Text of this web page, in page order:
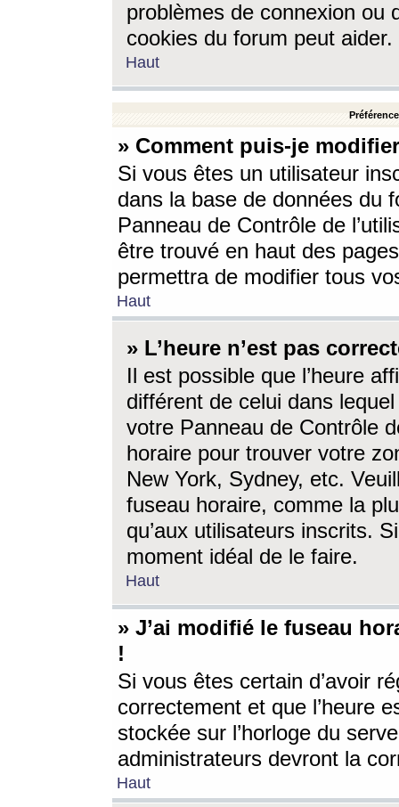
problèmes de connexion ou
cookies du forum peut aider.
Haut
» Comment puis-je
Si vous êtes un utilisateur
dans la base de données du
Panneau de Contrôle de
être trouvé en haut des
permettra de modifier tous
Haut
» L’heure n’est pas
Il est possible que l’heure
différent de celui dans
votre Panneau de Contrôle
horaire pour trouver votre
New York, Sydney, etc.
fuseau horaire, comme la
qu’aux utilisateurs inscrits.
moment idéal de le faire.
Haut
» J’ai modifié le fuseau
!
Si vous êtes certain d’avoir
correctement et que l’heure
stockée sur l’horloge du
administrateurs devront la
Haut